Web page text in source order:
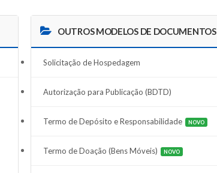
OUTROS MODELOS DE DOCUMENTOS
Solicitação de Hospedagem
Autorização para Publicação (BDTD)
Termo de Depósito e Responsabilidade NOVO
Termo de Doação (Bens Móveis) NOVO